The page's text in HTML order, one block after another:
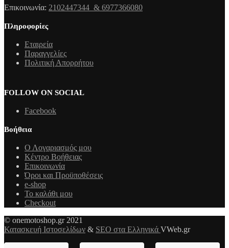
Επικοινωνία: 2102447344 & 6977366080
Πληροφορίες
Εταιρεία
Παραγγελίες
Πολιτική Απορρήτου
FOLLOW ON SOCIAL
Facebook
Βοήθεια
Ο Λογαριασμός μου
Κέντρο Βοήθειας
Επικοινωνία
Όροι και Προϋποθέσεις
e-shop
Το καλάθι μου
Checkout
© onemotoshop.gr 2021
Κατασκευή Ιστοσελίδων & SEO στα Ελληνικά VWeb.gr